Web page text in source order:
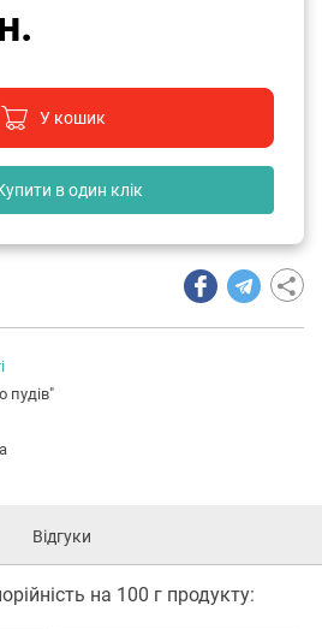
У кошик
в один клік
пудів"
Відгуки
на 100 г продукту: